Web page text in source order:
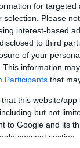
for
selection. Please
interest-based
to third
of your
This information
Participants that
that this website/
but not
to Google and its
consent section.
Lenny Kravitz /
készülékeket
Lenny
úgy
teljesen
lapnak.